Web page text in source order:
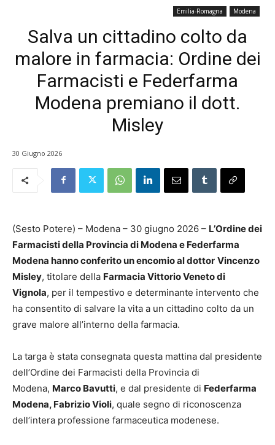
Emilia-Romagna Modena
Salva un cittadino colto da
malore in farmacia: Ordine dei
Farmacisti e Federfarma
Modena premiano il dott.
Misley
30 Giugno 2026
(Sesto Potere) – Modena – 30 giugno 2026 – L’Ordine dei
Farmacisti della Provincia di Modena e Federfarma
Modena hanno conferito un encomio al dottor Vincenzo
Misley, titolare della Farmacia Vittorio Veneto di
Vignola, per il tempestivo e determinante intervento che
ha consentito di salvare la vita a un cittadino colto da un
grave malore all’interno della farmacia.
La targa è stata consegnata questa mattina dal presidente
dell’Ordine dei Farmacisti della Provincia di
Modena, Marco Bavutti, e dal presidente di Federfarma
Modena, Fabrizio Violi, quale segno di riconoscenza
dell’intera professione farmaceutica modenese.